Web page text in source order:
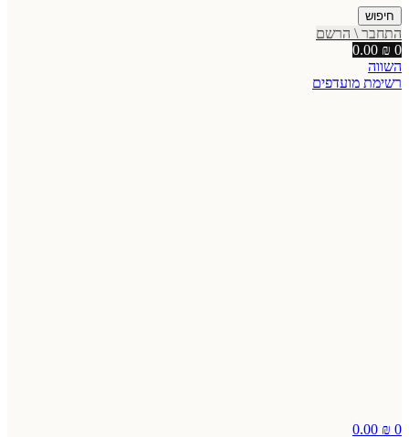
חיפוש
התחבר \ הרשם
0
0.00 ₪
השווה
רשימת מועדפים
0
0.00 ₪